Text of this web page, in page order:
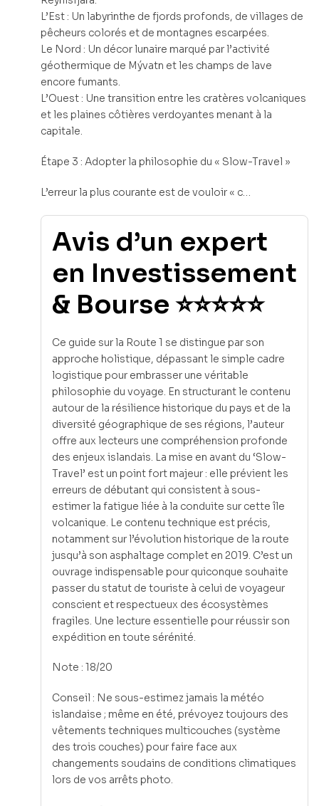
L’Est : Un labyrinthe de fjords profonds, de villages de
pêcheurs colorés et de montagnes escarpées.
Le Nord : Un décor lunaire marqué par l’activité
géothermique de Mývatn et les champs de lave
encore fumants.
L’Ouest : Une transition entre les cratères volcaniques
et les plaines côtières verdoyantes menant à la
capitale.
Étape 3 : Adopter la philosophie du « Slow-Travel »
L’erreur la plus courante est de vouloir « c…
Avis d’un expert
en Investissement
& Bourse ⭐⭐⭐⭐⭐
Ce guide sur la Route 1 se distingue par son
approche holistique, dépassant le simple cadre
logistique pour embrasser une véritable
philosophie du voyage. En structurant le contenu
autour de la résilience historique du pays et de la
diversité géographique de ses régions, l’auteur
offre aux lecteurs une compréhension profonde
des enjeux islandais. La mise en avant du ‘Slow-
Travel’ est un point fort majeur : elle prévient les
erreurs de débutant qui consistent à sous-
estimer la fatigue liée à la conduite sur cette île
volcanique. Le contenu technique est précis,
notamment sur l’évolution historique de la route
jusqu’à son asphaltage complet en 2019. C’est un
ouvrage indispensable pour quiconque souhaite
passer du statut de touriste à celui de voyageur
conscient et respectueux des écosystèmes
fragiles. Une lecture essentielle pour réussir son
expédition en toute sérénité.
Note : 18/20
Conseil : Ne sous-estimez jamais la météo
islandaise ; même en été, prévoyez toujours des
vêtements techniques multicouches (système
des trois couches) pour faire face aux
changements soudains de conditions climatiques
lors de vos arrêts photo.